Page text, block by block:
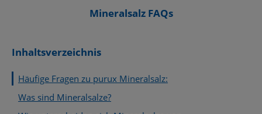
Mineralsalz FAQs
Inhaltsverzeichnis
Häufige Fragen zu purux Mineralsalz:
Was sind Mineralsalze?